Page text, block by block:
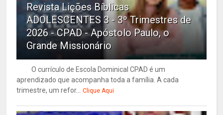
Revista Lições Bíblicas
ADOLESCENTES 3 - 3º Trimestres de
2026 - CPAD - Apóstolo Paulo, o
Grande Missionário
O currículo de Escola Dominical CPAD é um
aprendizado que acompanha toda a família. A cada
trimestre, um refor...
Clique Aqui